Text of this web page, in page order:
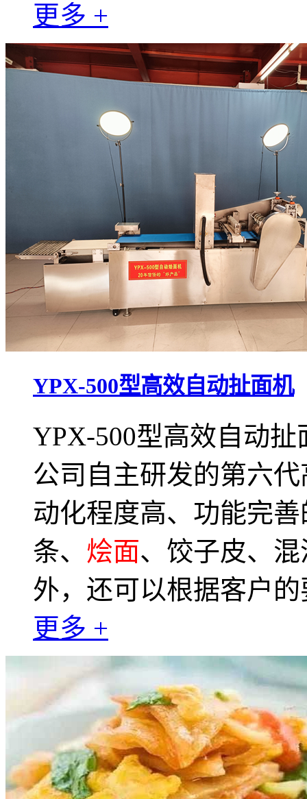
更多 +
YPX-500型高效自动扯面机
YPX-500型高效自动
公司自主研发的第六
动化程度高、功能完
条、 烩面、饺子皮、
外，还可以根据客户
更多 +